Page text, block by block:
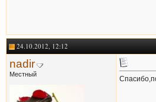
24.10.2012, 12:12
nadir
Местный